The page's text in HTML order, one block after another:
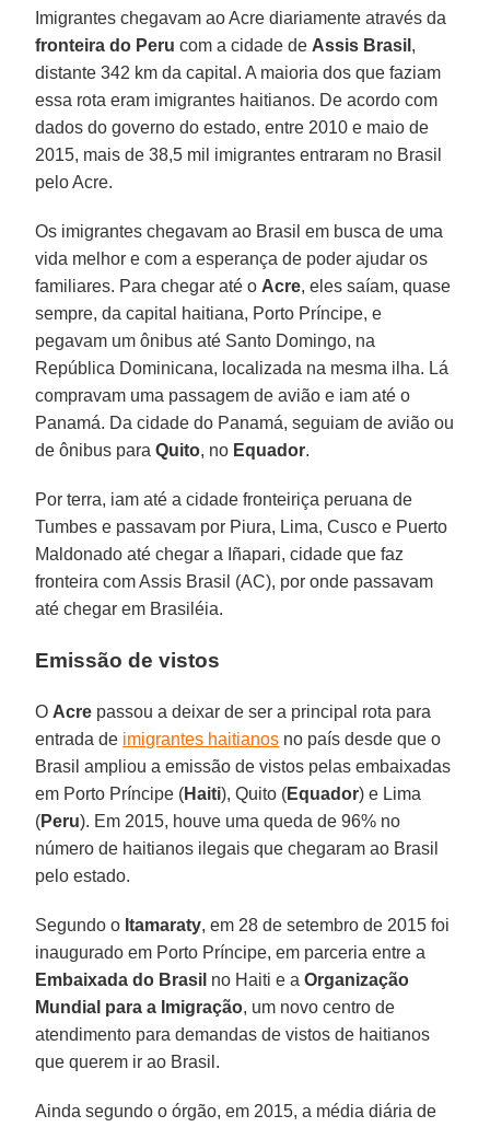
Imigrantes chegavam ao Acre diariamente através da
fronteira do Peru com a cidade de Assis Brasil ,
distante 342 km da capital. A maioria dos que faziam
essa rota eram imigrantes haitianos. De acordo com
dados do governo do estado, entre 2010 e maio de
2015, mais de 38,5 mil imigrantes entraram no Brasil
pelo Acre.
Os imigrantes chegavam ao Brasil em busca de uma
vida melhor e com a esperança de poder ajudar os
familiares. Para chegar até o Acre, eles saíam, quase
sempre, da capital haitiana, Porto Príncipe, e
pegavam um ônibus até Santo Domingo, na
República Dominicana, localizada na mesma ilha. Lá
compravam uma passagem de avião e iam até o
Panamá. Da cidade do Panamá, seguiam de avião ou
de ônibus paraQuito, no Equador.
Por terra, iam até a cidade fronteiriça peruana de
Tumbes e passavam por Piura, Lima, Cusco e Puerto
Maldonado até chegar a Iñapari, cidade que faz
fronteira com Assis Brasil (AC), por onde passavam
até chegar em Brasiléia.
Emissão de vistos
O Acre passou a deixar de ser a principal rota para
entrada de imigrantes haitianos no país desde que o
Brasil ampliou a emissão de vistos pelas embaixadas
em Porto Príncipe (Haiti), Quito (Equador) e Lima
(Peru). Em 2015, houve uma queda de 96% no
número de haitianos ilegais que chegaram ao Brasil
pelo estado.
Segundo o Itamaraty, em 28 de setembro de 2015 foi
inaugurado em Porto Príncipe, em parceria entre a
Embaixada do Brasil no Haiti e aOrganização
Mundial para a Imigração, um novo centro de
atendimento para demandas de vistos de haitianos
que querem ir ao Brasil.
Ainda segundo o órgão, em 2015, a média diária de